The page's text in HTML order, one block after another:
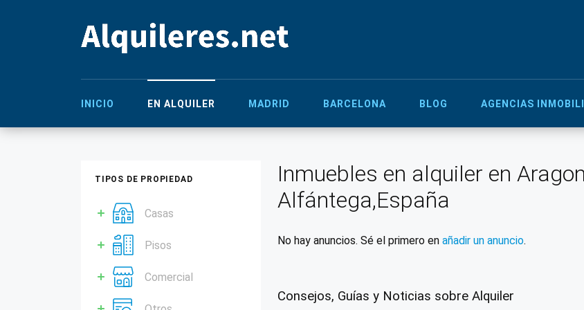
INICIO EN ALQUILER MADRID BARCELONA BLOG AGENCIAS
TIPOS DE PROPIEDAD
Casas
Pisos
Comercial
Inmuebles en alquiler en
Alfántega,España
No hay anuncios. Sé el primero en añadir un anuncio.
Consejos, Guías y Noticias sobre Alquiler